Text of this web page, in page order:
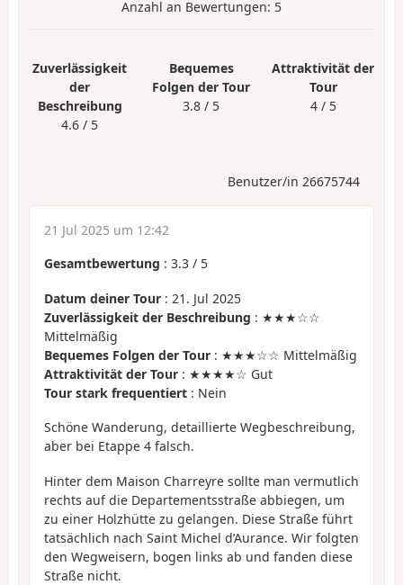
Anzahl an Bewertungen: 5
Zuverlässigkeit
der
Beschreibung
4.6 / 5
Bequemes
Folgen der Tour
3.8 / 5
Attraktivität der
Tour
4 / 5
Benutzer/in 26675744
21 Jul 2025 um 12:42
Gesamtbewertung : 3.3 / 5
Datum deiner Tour : 21. Jul 2025
Zuverlässigkeit der Beschreibung : ★★★☆☆
Mittelmäßig
Bequemes Folgen der Tour : ★★★☆☆ Mittelmäßig
Attraktivität der Tour : ★★★★☆ Gut
Tour stark frequentiert : Nein
Schöne Wanderung, detaillierte Wegbeschreibung,
aber bei Etappe 4 falsch.
Hinter dem Maison Charreyre sollte man vermutlich
rechts auf die Departementsstraße abbiegen, um
zu einer Holzhütte zu gelangen. Diese Straße führt
tatsächlich nach Saint Michel d’Aurance. Wir folgten
den Wegweisern, bogen links ab und fanden diese
Straße nicht.